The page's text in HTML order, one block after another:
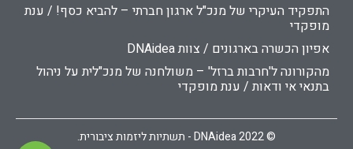
התפקיד העיקרי של מנכ"ל ארגון חברתי – להביא כסף! / ענת
מופקדי
אפיון הכשרה בארגונים / צוות DNAidea
מהקורונה ל'חרבות ברזל' – משולחנה של מנכ"לית על ניהול
בתנאי אי ודאות / ענת מופקדי
© 2022 DNAidea - תשתיות ליזמות ציבורית.